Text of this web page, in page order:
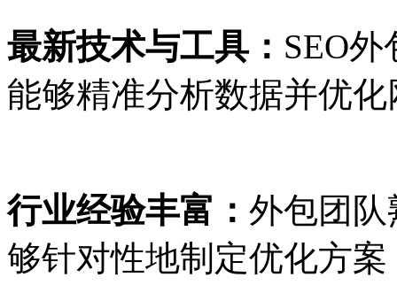
最新技术与工具： SEO
能够精准分析数据并优化
行业经验丰富： 外包团队
够针对性地制定优化方